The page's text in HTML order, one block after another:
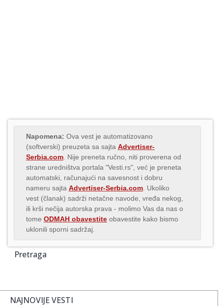
Napomena: Ova vest je automatizovano
(softverski) preuzeta sa sajta Advertiser-
Serbia.com . Nije preneta ručno, niti proverena od
strane uredništva portala "Vesti.rs", već je preneta
automatski, računajući na savesnost i dobru
nameru sajta Advertiser-Serbia.com . Ukoliko
vest (članak) sadrži netačne navode, vređa nekog,
ili krši nečija autorska prava - molimo Vas da nas o
tome ODMAH obavestite obavestite kako bismo
uklonili sporni sadržaj.
Pretraga
NAJNOVIJE VESTI